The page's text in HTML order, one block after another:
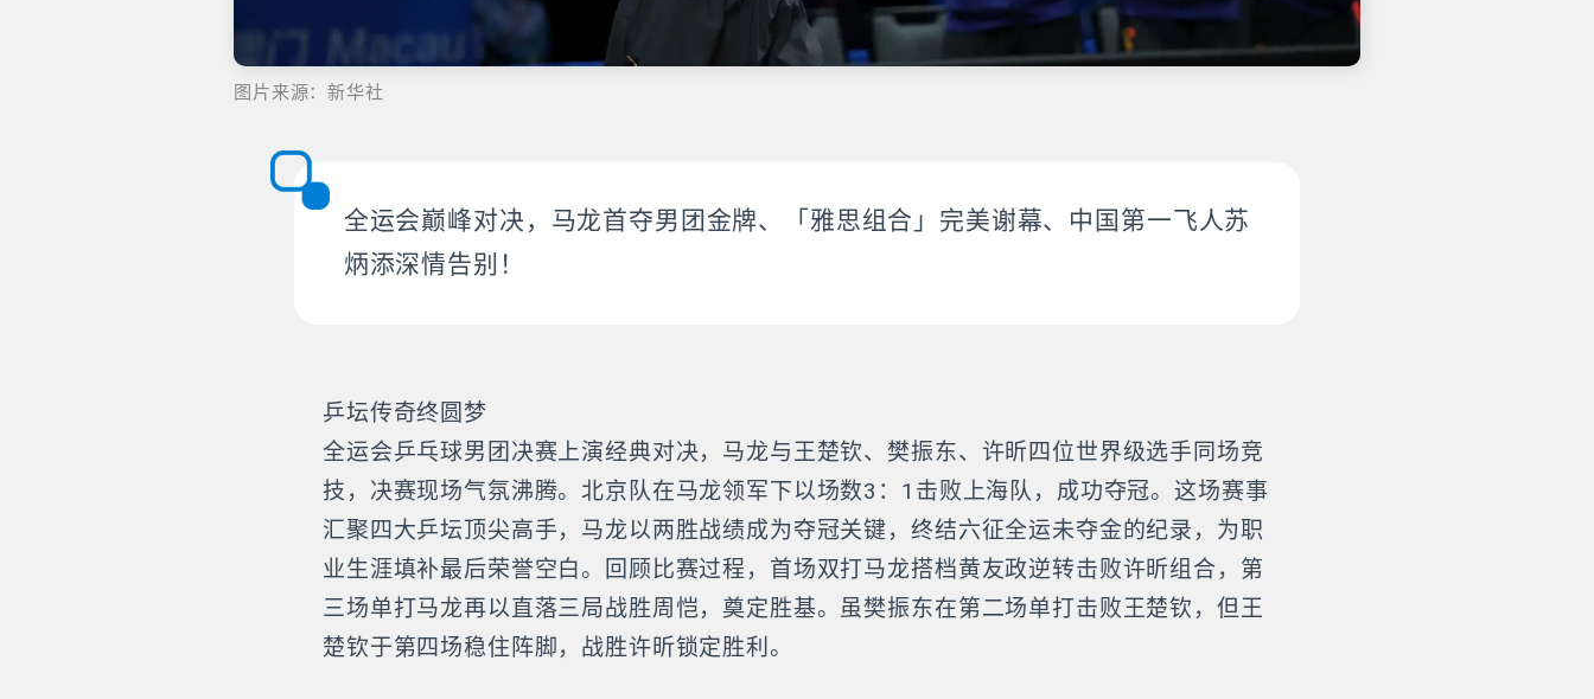
图片来源：新华社
全运会巅峰对决，马龙首夺男团金牌、「雅思组合」完美谢幕、中国第一飞人苏
炳添深情告别！
乒坛传奇终圆梦
全运会乒乓球男团决赛上演经典对决，马龙与王楚钦、樊振东、许昕四位世界级选手同场竞
技，决赛现场气氛沸腾。北京队在马龙领军下以场数3：1击败上海队，成功夺冠。这场赛事
汇聚四大乒坛顶尖高手，马龙以两胜战绩成为夺冠关键，终结六征全运未夺金的纪录，为职
业生涯填补最后荣誉空白。回顾比赛过程，首场双打马龙搭档黄友政逆转击败许昕组合，第
三场单打马龙再以直落三局战胜周恺，奠定胜基。虽樊振东在第二场单打击败王楚钦，但王
楚钦于第四场稳住阵脚，战胜许昕锁定胜利。